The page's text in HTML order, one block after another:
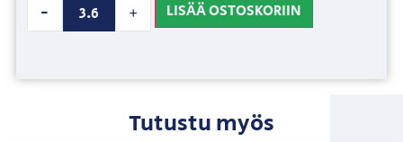
- + LISÄÄ OSTOSKORIIN
Tutustu myös